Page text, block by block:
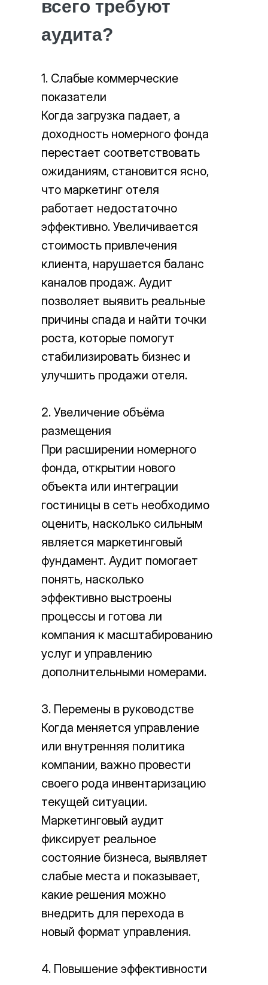
всего требуют
аудита?
1. Слабые коммерческие
показатели
Когда загрузка падает, а
доходность номерного фонда
перестает соответствовать
ожиданиям, становится ясно,
что маркетинг отеля
работает недостаточно
эффективно. Увеличивается
стоимость привлечения
клиента, нарушается баланс
каналов продаж. Аудит
позволяет выявить реальные
причины спада и найти точки
роста, которые помогут
стабилизировать бизнес и
улучшить продажи отеля.
2. Увеличение объёма
размещения
При расширении номерного
фонда, открытии нового
объекта или интеграции
гостиницы в сеть необходимо
оценить, насколько сильным
является маркетинговый
фундамент. Аудит помогает
понять, насколько
эффективно выстроены
процессы и готова ли
компания к масштабированию
услуг и управлению
дополнительными номерами.
3. Перемены в руководстве
Когда меняется управление
или внутренняя политика
компании, важно провести
своего рода инвентаризацию
текущей ситуации.
Маркетинговый аудит
фиксирует реальное
состояние бизнеса, выявляет
слабые места и показывает,
какие решения можно
внедрить для перехода в
новый формат управления.
4. Повышение эффективности